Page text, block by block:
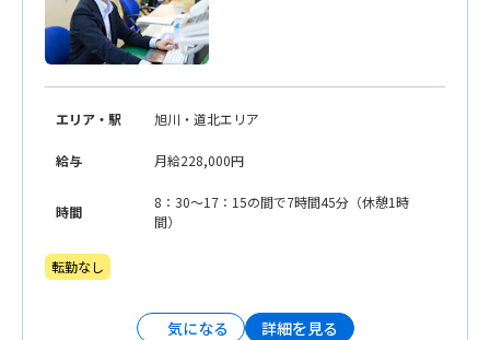
エリア・駅 旭川・道北エリア
給与 月給228,000円
時間
8：30〜17：15の間で7時間45分（休憩1時
間）
転勤なし
気になる 詳細を見る